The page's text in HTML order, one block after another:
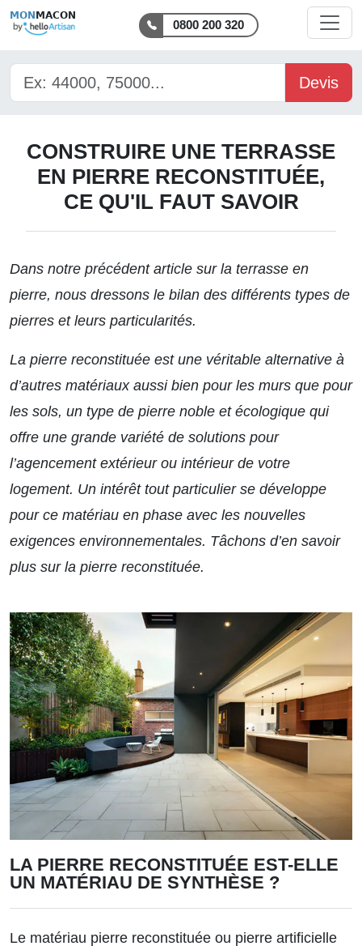
MON MACON
0800 200 320
Devis
CONSTRUIRE UNE TERRASSE
EN PIERRE RECONSTITUÉE,
CE QU'IL FAUT SAVOIR
Dans notre précédent article sur la terrasse en
pierre, nous dressons le bilan des différents types de
pierres et leurs particularités.
La pierre reconstituée est une véritable alternative à
d’autres matériaux aussi bien pour les murs que pour
les sols, un type de pierre noble et écologique qui
offre une grande variété de solutions pour
l’agencement extérieur ou intérieur de votre
logement. Un intérêt tout particulier se développe
pour ce matériau en phase avec les nouvelles
exigences environnementales. Tâchons d’en savoir
plus sur la pierre reconstituée.
LA PIERRE RECONSTITUÉE EST-ELLE
UN MATÉRIAU DE SYNTHÈSE ?
Le matériau pierre reconstituée ou pierre artificielle